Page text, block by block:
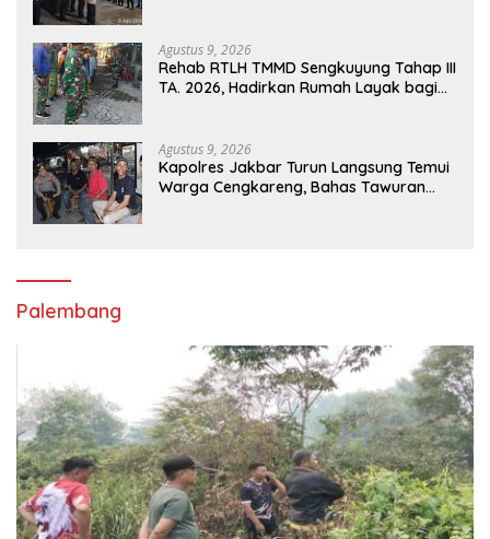
Agustus 9, 2026
Rehab RTLH TMMD Sengkuyung Tahap III
TA. 2026, Hadirkan Rumah Layak bagi
Agustus 9, 2026
Kapolres Jakbar Turun Langsung Temui
Warga Cengkareng, Bahas Tawuran
Palembang